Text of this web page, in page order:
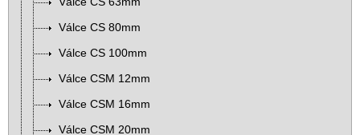
Válce CS 80mm
Válce CS 100mm
Válce CSM 12mm
Válce CSM 16mm
Válce CSM 20mm